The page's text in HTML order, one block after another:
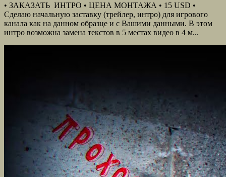
• ЗАКАЗАТЬ ИНТРО • ЦЕНА МОНТАЖА • 15 USD •
Сделаю начальную заставку (трейлер, интро) для игрового
канала как на данном образце и с Вашими данными. В этом
интро возможна замена текстов в 5 местах видео в 4 м...